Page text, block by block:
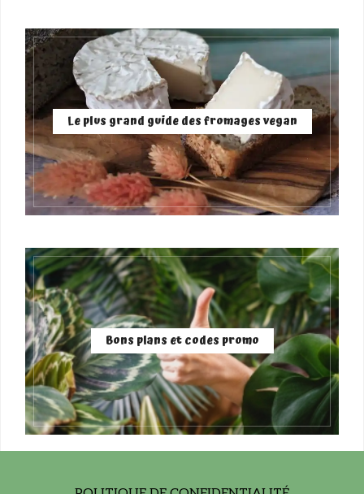
Le plus grand guide des fromages vegan
Bons plans et codes promo